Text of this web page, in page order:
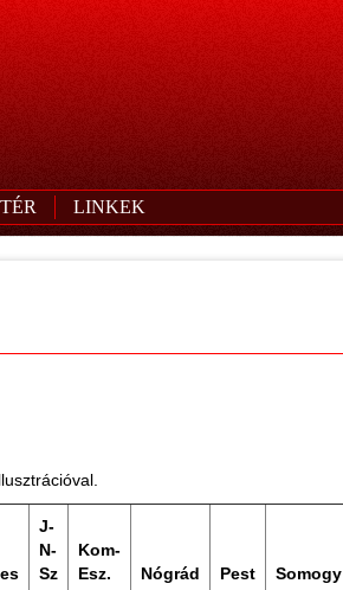
LINKEK
J-
N-
Sz
Kom-
Esz.
Nógrád Pest Somogy